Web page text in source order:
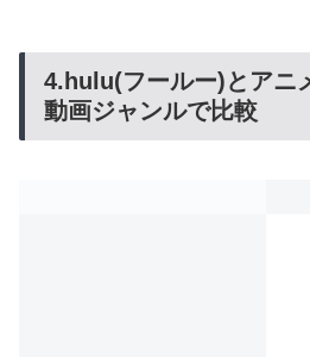
4.hulu(フールー)とアニ
動画ジャンルで比較